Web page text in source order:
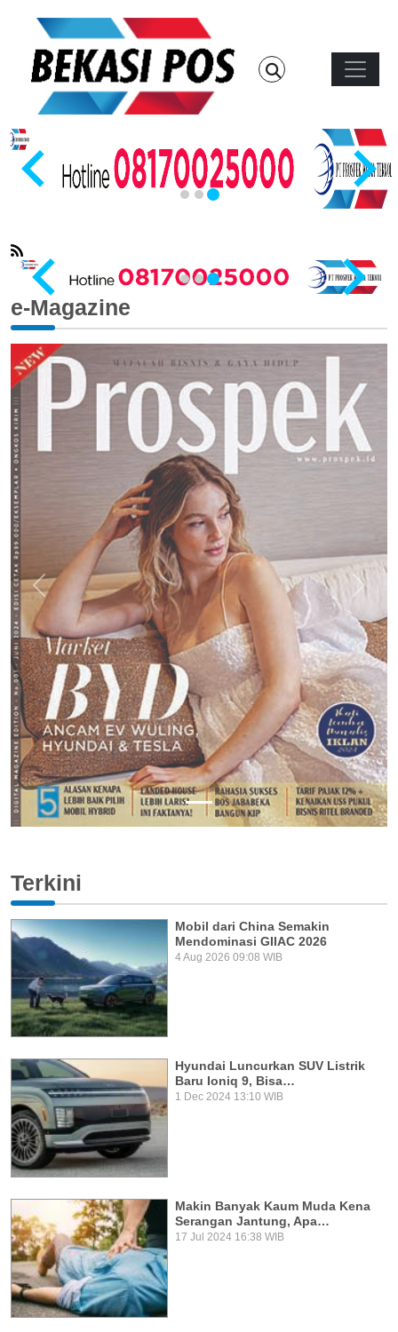
Main
…
e-Magazine
Previous Next
Terkini
Mobil dari China Semakin
Mendominasi GIIAC 2026
4 Aug 2026 09:08 WIB
Hyundai Luncurkan SUV Listrik
Baru Ioniq 9, Bisa…
1 Dec 2024 13:10 WIB
Makin Banyak Kaum Muda Kena
Serangan Jantung, Apa…
17 Jul 2024 16:38 WIB